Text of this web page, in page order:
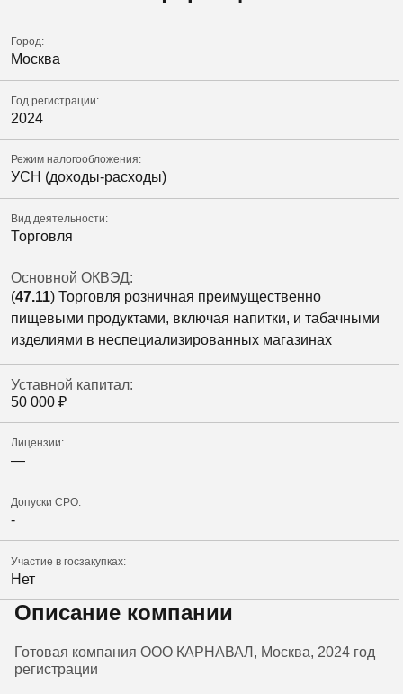
Город:
Москва
Год регистрации:
2024
Режим налогообложения:
УСН (доходы-расходы)
Вид деятельности:
Торговля
Основной ОКВЭД:
(47.11) Торговля розничная преимущественно
пищевыми продуктами, включая напитки, и табачными
изделиями в неспециализированных магазинах
Уставной капитал:
50 000 ₽
Лицензии:
—
Допуски СРО:
-
Участие в госзакупках:
Нет
Описание компании
Готовая компания ООО КАРНАВАЛ, Москва, 2024 год
регистрации